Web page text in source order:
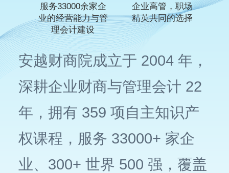
服务33000余家企
业的经营能力与管
理会计建设
企业高管，职场
精英共同的选择
安越财商院成立于 2004 年，
深耕企业财商与管理会计 22
年，拥有 359 项自主知识产
权课程，服务 33000+ 家企
业、300+ 世界 500 强，覆盖